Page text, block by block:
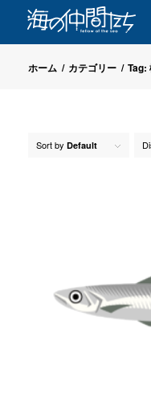
ホーム / カテゴリー / Tag:
Sort by Default